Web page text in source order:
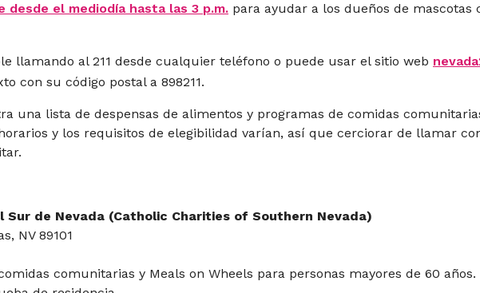
desde el mediodía hasta las 3 p.m.para ayudar a los dueños de mascotas
llamando al 211 desde cualquier teléfono o puede usar el sitio web
con su código postal a 898211.
una lista de despensas de alimentos y programas de comidas
y los requisitos de elegibilidad varían, así que cerciorar de llamar
Sur de Nevada (Catholic Charities of Southern Nevada)
NV 89101
comunitarias y Meals on Wheels para personas mayores de 60